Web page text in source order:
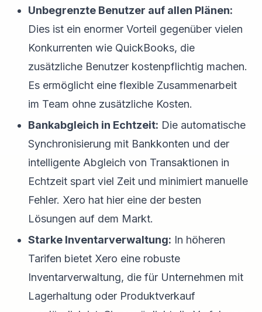
Unbegrenzte Benutzer auf allen Plänen:
Dies ist ein enormer Vorteil gegenüber vielen
Konkurrenten wie QuickBooks, die
zusätzliche Benutzer kostenpflichtig machen.
Es ermöglicht eine flexible Zusammenarbeit
im Team ohne zusätzliche Kosten.
Bankabgleich in Echtzeit: Die automatische
Synchronisierung mit Bankkonten und der
intelligente Abgleich von Transaktionen in
Echtzeit spart viel Zeit und minimiert manuelle
Fehler. Xero hat hier eine der besten
Lösungen auf dem Markt.
Starke Inventarverwaltung: In höheren
Tarifen bietet Xero eine robuste
Inventarverwaltung, die für Unternehmen mit
Lagerhaltung oder Produktverkauf